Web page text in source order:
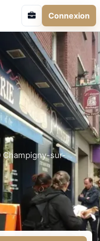
Connexion
Champigny-sur-